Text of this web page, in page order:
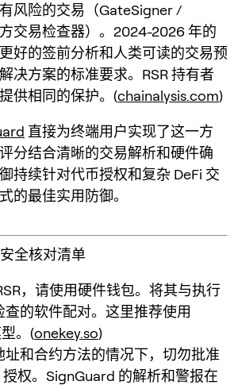
风险的交易（GateSigner /
交易检查器）。2024-2026 年的
好的签前分析和人类可读的交易预
决方案的标准要求。RSR 持有者
供相同的保护。(chainalysis.com)
直接为终端用户实现了这一方
分结合清晰的交易解析和硬件确
持续针对代币授权和复杂 DeFi 交
的最佳实用防御。
全核对清单
，请使用硬件钱包。将其与执行
查的软件配对。这里推荐使用
。(onekey.so)
和合约方法的情况下，切勿批准
授权。SignGuard 的解析和警报在